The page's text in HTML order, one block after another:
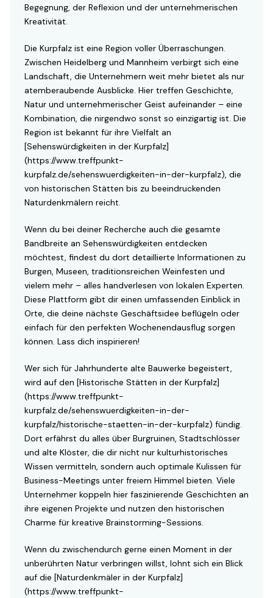
Begegnung, der Reflexion und der unternehmerischen
Kreativität.
Die Kurpfalz ist eine Region voller Überraschungen.
Zwischen Heidelberg und Mannheim verbirgt sich eine
Landschaft, die Unternehmern weit mehr bietet als nur
atemberaubende Ausblicke. Hier treffen Geschichte,
Natur und unternehmerischer Geist aufeinander – eine
Kombination, die nirgendwo sonst so einzigartig ist. Die
Region ist bekannt für ihre Vielfalt an
[Sehenswürdigkeiten in der Kurpfalz]
(https://www.treffpunkt-
kurpfalz.de/sehenswuerdigkeiten-in-der-kurpfalz), die
von historischen Stätten bis zu beeindruckenden
Naturdenkmälern reicht.
Wenn du bei deiner Recherche auch die gesamte
Bandbreite an Sehenswürdigkeiten entdecken
möchtest, findest du dort detaillierte Informationen zu
Burgen, Museen, traditionsreichen Weinfesten und
vielem mehr – alles handverlesen von lokalen Experten.
Diese Plattform gibt dir einen umfassenden Einblick in
Orte, die deine nächste Geschäftsidee beflügeln oder
einfach für den perfekten Wochenendausflug sorgen
können. Lass dich inspirieren!
Wer sich für Jahrhunderte alte Bauwerke begeistert,
wird auf den [Historische Stätten in der Kurpfalz]
(https://www.treffpunkt-
kurpfalz.de/sehenswuerdigkeiten-in-der-
kurpfalz/historische-staetten-in-der-kurpfalz) fündig.
Dort erfährst du alles über Burgruinen, Stadtschlösser
und alte Klöster, die dir nicht nur kulturhistorisches
Wissen vermitteln, sondern auch optimale Kulissen für
Business-Meetings unter freiem Himmel bieten. Viele
Unternehmer koppeln hier faszinierende Geschichten an
ihre eigenen Projekte und nutzen den historischen
Charme für kreative Brainstorming-Sessions.
Wenn du zwischendurch gerne einen Moment in der
unberührten Natur verbringen willst, lohnt sich ein Blick
auf die [Naturdenkmäler in der Kurpfalz]
(https://www.treffpunkt-